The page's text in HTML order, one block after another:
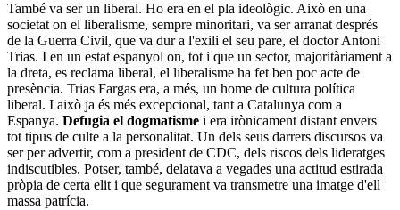
També va ser un liberal. Ho era en el pla ideològic. Això en una
societat on el liberalisme, sempre minoritari, va ser arranat després
de la Guerra Civil, que va dur a l'exili el seu pare, el doctor Antoni
Trias. I en un estat espanyol on, tot i que un sector, majoritàriament a
la dreta, es reclama liberal, el liberalisme ha fet ben poc acte de
presència. Trias Fargas era, a més, un home de cultura política
liberal. I això ja és més excepcional, tant a Catalunya com a
Espanya. Defugia el dogmatisme i era irònicament distant envers
tot tipus de culte a la personalitat. Un dels seus darrers discursos va
ser per advertir, com a president de CDC, dels riscos dels lideratges
indiscutibles. Potser, també, delatava a vegades una actitud estirada
pròpia de certa elit i que segurament va transmetre una imatge d'ell
massa patrícia.